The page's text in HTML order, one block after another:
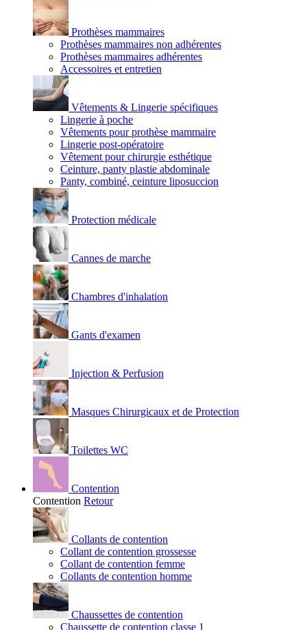
Prothèses mammaires
Prothèses mammaires non adhérentes
Prothèses mammaires adhérentes
Accessoires et entretien
Vêtements & Lingerie spécifiques
Lingerie à poche
Vêtements pour prothèse mammaire
Lingerie post-opératoire
Vêtement pour chirurgie esthétique
Ceinture, panty plastie abdominale
Panty, combiné, ceinture liposuccion
Protection médicale
Cannes de marche
Chambres d'inhalation
Gants d'examen
Injection & Perfusion
Masques Chirurgicaux et de Protection
Toilettes WC
Contention
Contention Retour
Collants de contention
Collant de contention grossesse
Collant de contention femme
Collants de contention homme
Chaussettes de contention
Chaussette de contention classe 1